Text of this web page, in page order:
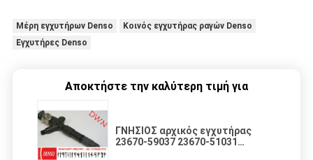
Μέρη εγχυτήρων Denso
Κοινός εγχυτήρας ραγών Denso
Εγχυτήρες Denso
Αποκτήστε την καλύτερη τιμή για
ΓΝΗΣΙΟΣ αρχικός εγχυτήρας
23670-59037 23670-51031